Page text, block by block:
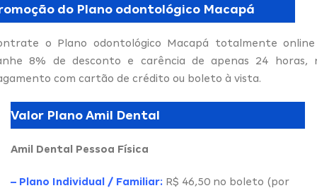
do Plano odontológico Macapá
o Plano odontológico Macapá totalmente
8% de desconto e carência de apenas 24 horas,
com cartão de crédito ou boleto à vista.
Valor Plano Amil Dental
Amil Dental Pessoa Física
– Plano Individual / Familiar: R$ 46,50 no boleto (por